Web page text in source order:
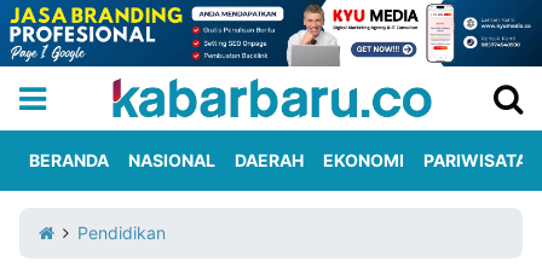
Iklan
Berita
Kami
BERANDA NASIONAL DAERAH EKONOMI PARIWISATA
Pendidikan